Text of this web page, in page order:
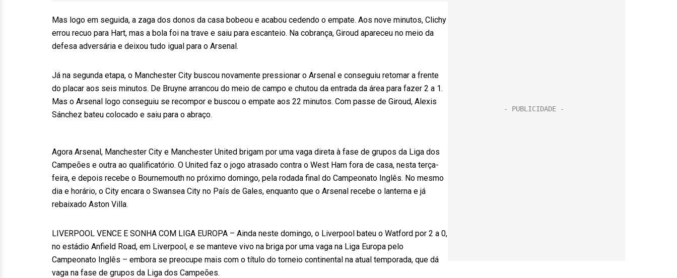
Mas logo em seguida, a zaga dos donos da casa bobeou e acabou cedendo o empate. Aos nove minutos, Clichy
errou recuo para Hart, mas a bola foi na trave e saiu para escanteio. Na cobrança, Giroud apareceu no meio da
defesa adversária e deixou tudo igual para o Arsenal.
Já na segunda etapa, o Manchester City buscou novamente pressionar o Arsenal e conseguiu retomar a frente
do placar aos seis minutos. De Bruyne arrancou do meio de campo e chutou da entrada da área para fazer 2 a 1.
Mas o Arsenal logo conseguiu se recompor e buscou o empate aos 22 minutos. Com passe de Giroud, Alexis
Sánchez bateu colocado e saiu para o abraço.
Agora Arsenal, Manchester City e Manchester United brigam por uma vaga direta à fase de grupos da Liga dos
Campeões e outra ao qualificatório. O United faz o jogo atrasado contra o West Ham fora de casa, nesta terça-
feira, e depois recebe o Bournemouth no próximo domingo, pela rodada final do Campeonato Inglês. No mesmo
dia e horário, o City encara o Swansea City no País de Gales, enquanto que o Arsenal recebe o lanterna e já
rebaixado Aston Villa.
LIVERPOOL VENCE E SONHA COM LIGA EUROPA – Ainda neste domingo, o Liverpool bateu o Watford por 2 a 0,
no estádio Anfield Road, em Liverpool, e se manteve vivo na briga por uma vaga na Liga Europa pelo
Campeonato Inglês – embora se preocupe mais com o título do torneio continental na atual temporada, que dá
vaga na fase de grupos da Liga dos Campeões.